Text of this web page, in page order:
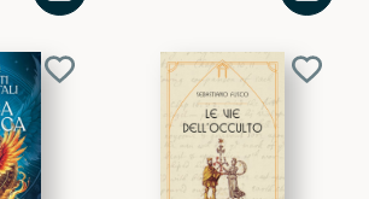
CARRELLO
Aggiungi